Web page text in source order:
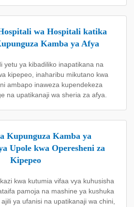
wa Hospitali katika
Kamba ya Afya
yetu ya kibadiliko inapatikana na
kipepeo, inaharibu mikutano kwa
ambapo inaweza kupendekeza
na upatikanaji wa sheria za afya.
Kupunguza Kamba ya
Upole kwa Operesheni za
Kipepeo
kwa kutumia vifaa vya kuhusisha
pamoja na mashine ya kushuka
ya ufanisi na upatikanaji wa chini,